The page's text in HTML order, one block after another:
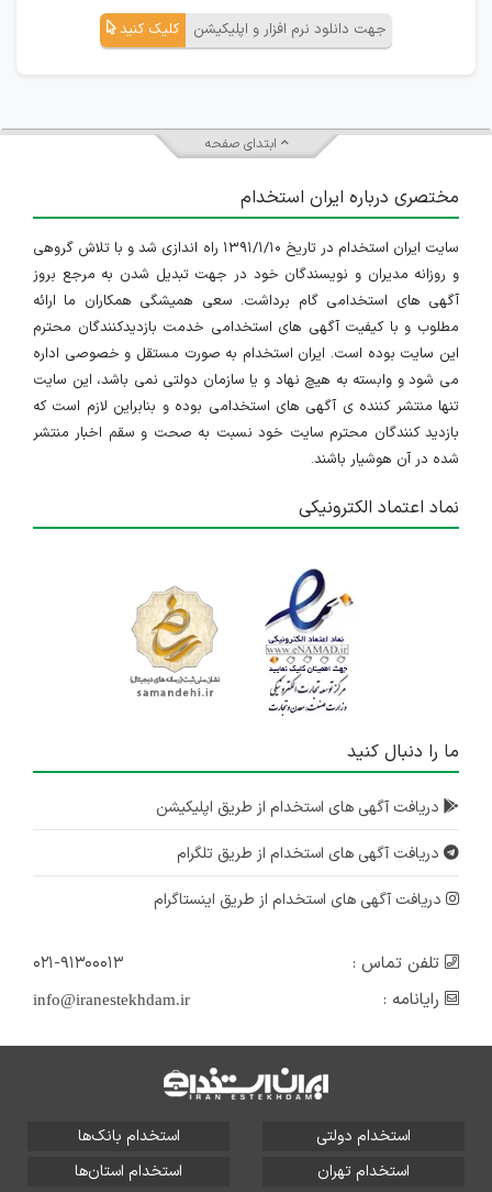
جهت دانلود نرم افزار و اپلیکیشن کلیک کنید
ابتدای صفحه
مختصری درباره ایران استخدام
سایت ایران استخدام در تاریخ ۱۳۹۱/۱/۱۰ راه اندازی شد و با تلاش گروهی
و روزانه مدیران و نویسندگان خود در جهت تبدیل شدن به مرجع بروز
آگهی های استخدامی گام برداشت. سعی همیشگی همکاران ما ارائه
مطلوب و با کیفیت آگهی های استخدامی خدمت بازدیدکنندگان محترم
این سایت بوده است. ایران استخدام به صورت مستقل و خصوصی اداره
می شود و وابسته به هیچ نهاد و یا سازمان دولتی نمی باشد، این سایت
تنها منتشر کننده ی آگهی های استخدامی بوده و بنابراین لازم است که
بازدید کنندگان محترم سایت خود نسبت به صحت و سقم اخبار منتشر
شده در آن هوشیار باشند.
نماد اعتماد الکترونیکی
ما را دنبال کنید
دریافت آگهی های استخدام از طریق اپلیکیشن
دریافت آگهی های استخدام از طریق تلگرام
دریافت آگهی های استخدام از طریق اینستاگرام
تلفن تماس :
۰۲۱-۹۱۳۰۰۰۱۳
رایانامه :
info@iranestekhdam.ir
استخدام دولتی
استخدام بانک‌ها
استخدام تهران
استخدام استان‌ها